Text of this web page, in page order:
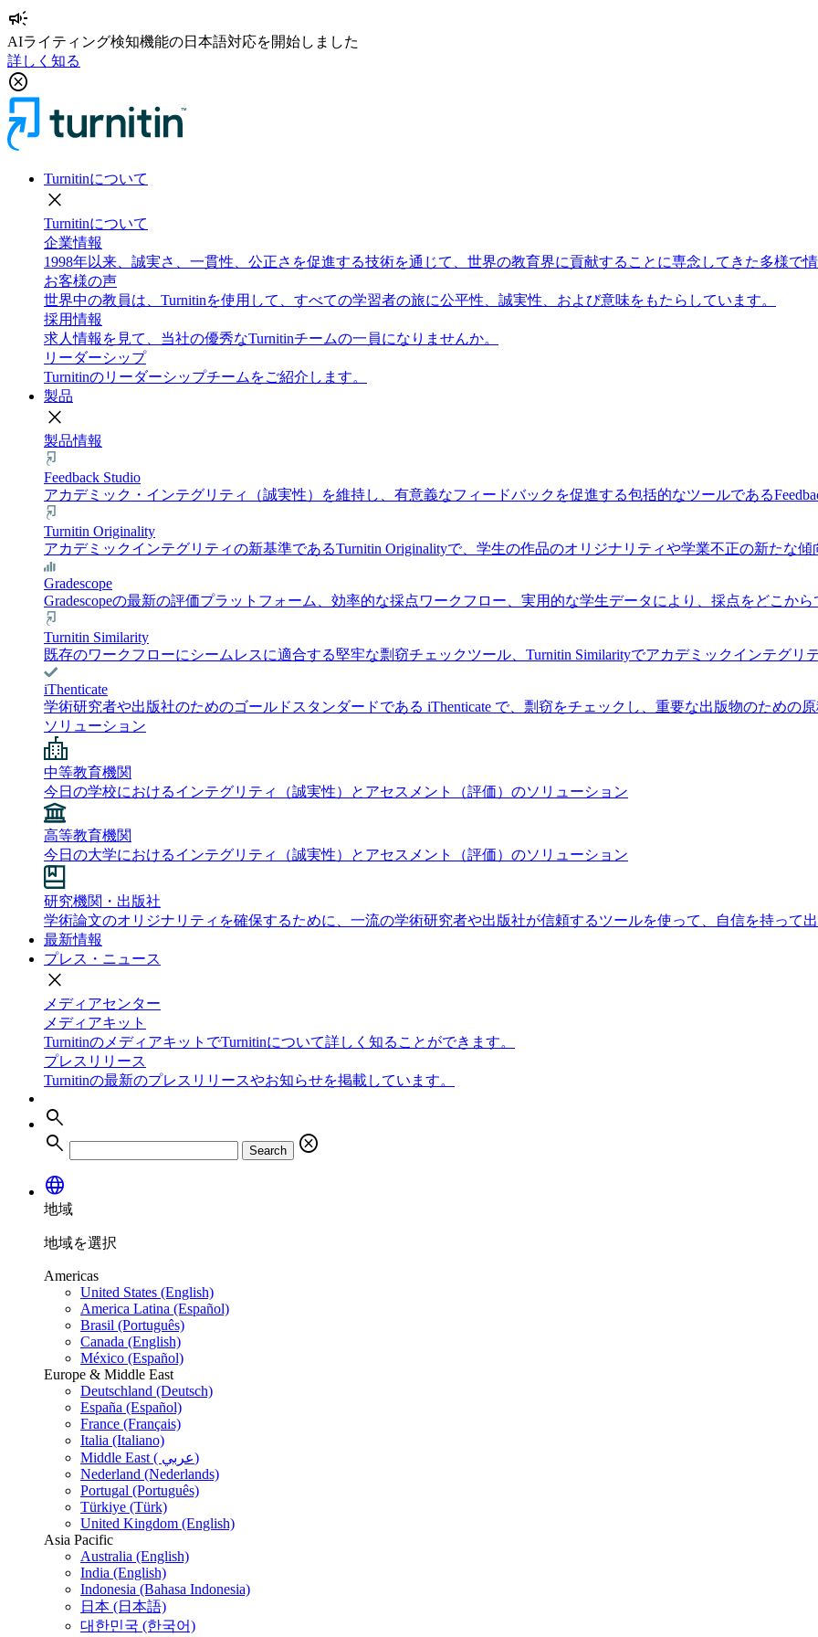
campaign
AIライティング検知機能の日本語対応を開始しました
詳しく知る
cancel
Turnitinについて
close
Turnitinについて
企業情報
1998年以来、誠実さ、一貫性、公正さを促進する技術を通じて、世界の教育界に貢献することに専念してきた多様で
お客様の声
世界中の教員は、Turnitinを使用して、すべての学習者の旅に公平性、誠実性、および意味をもたらしています。
採用情報
求人情報を見て、当社の優秀なTurnitinチームの一員になりませんか。
リーダーシップ
Turnitinのリーダーシップチームをご紹介します。
製品
close
製品情報
Feedback Studio
アカデミック・インテグリティ（誠実性）を維持し、有意義なフィードバックを促進する包括的なツールである
Turnitin Originality
アカデミックインテグリティの新基準であるTurnitin Originalityで、学生の作品のオリジナリティや学業不正の新たな傾
Gradescope
Gradescopeの最新の評価プラットフォーム、効率的な採点ワークフロー、実用的な学生データにより、採点をどこか
Turnitin Similarity
既存のワークフローにシームレスに適合する堅牢な剽窃チェックツール、Turnitin Similarityでアカデミックインテグリ
iThenticate
学術研究者や出版社のためのゴールドスタンダードである iThenticate で、剽窃をチェックし、重要な出版物のための原
ソリューション
中等教育機関
今日の学校におけるインテグリティ（誠実性）とアセスメント（評価）のソリューション
高等教育機関
今日の大学におけるインテグリティ（誠実性）とアセスメント（評価）のソリューション
研究機関・出版社
学術論文のオリジナリティを確保するために、一流の学術研究者や出版社が信頼するツールを使って、自信を持って
最新情報
プレス・ニュース
close
メディアセンター
メディアキット
TurnitinのメディアキットでTurnitinについて詳しく知ることができます。
プレスリリース
Turnitinの最新のプレスリリースやお知らせを掲載しています。
search
search
Search
cancel
language
地域
地域を選択
Americas
United States (English)
America Latina (Español)
Brasil (Português)
Canada (English)
México (Español)
Europe & Middle East
Deutschland (Deutsch)
España (Español)
France (Français)
Italia (Italiano)
Middle East ( عربي)
Nederland (Nederlands)
Portugal (Português)
Türkiye (Türk)
United Kingdom (English)
Asia Pacific
Australia (English)
India (English)
Indonesia (Bahasa Indonesia)
日本 (日本語)
대한민국 (한국어)